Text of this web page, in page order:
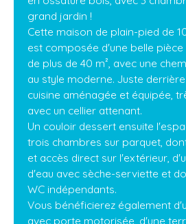
grand jardin !
Cette maison de plain-pied de
est composée d'une belle pièce
de plus de 40 m², avec une
au style moderne. Juste
cuisine aménagée et équipée,
avec un cellier attenant.
Un couloir dessert ensuite
trois chambres sur parquet,
et accès direct sur l'extérieur,
d'eau avec sèche-serviette et
WC indépendants.
Vous bénéficierez également
avec porte motorisée, d'une